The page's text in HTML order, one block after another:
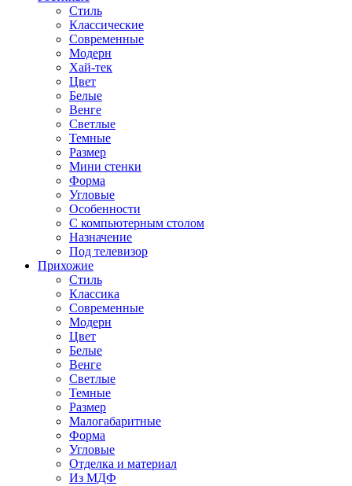
Стиль
Классические
Современные
Модерн
Хай-тек
Цвет
Белые
Венге
Светлые
Темные
Размер
Мини стенки
Форма
Угловые
Особенности
С компьютерным столом
Назначение
Под телевизор
Прихожие
Стиль
Классика
Современные
Модерн
Цвет
Белые
Венге
Светлые
Темные
Размер
Малогабаритные
Форма
Угловые
Отделка и материал
Из МДФ